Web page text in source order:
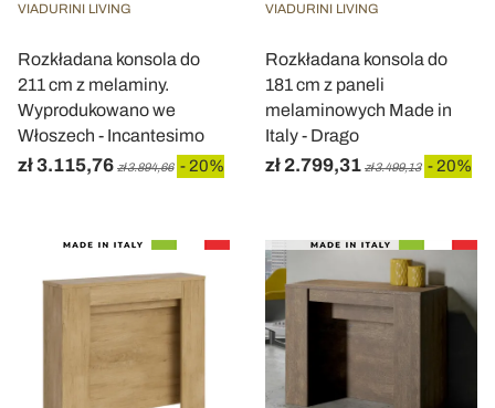
VIADURINI LIVING
Rozkładana konsola do
211 cm z melaminy.
Wyprodukowano we
Włoszech - Incantesimo
zł 3.115,76 zł 3.894,66 - 20%
VIADURINI LIVING
Rozkładana konsola do
181 cm z paneli
melaminowych Made in
Italy - Drago
zł 2.799,31 zł 3.499,13 - 20%